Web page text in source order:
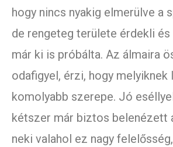
hogy nincs nyakig elmerülve a
de rengeteg területe érdekli
már ki is próbálta. Az álmaira
odafigyel, érzi, hogy melyiknek
komolyabb szerepe. Jó
kétszer már biztos belenézett
neki valahol ez nagy